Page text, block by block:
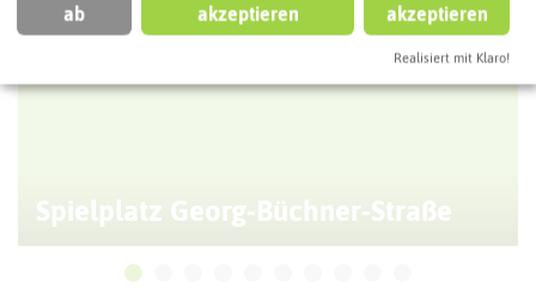
Spielplatz Georg-Büchner-Straße
ab
akzeptieren
akzeptieren
Realisiert mit Klaro!